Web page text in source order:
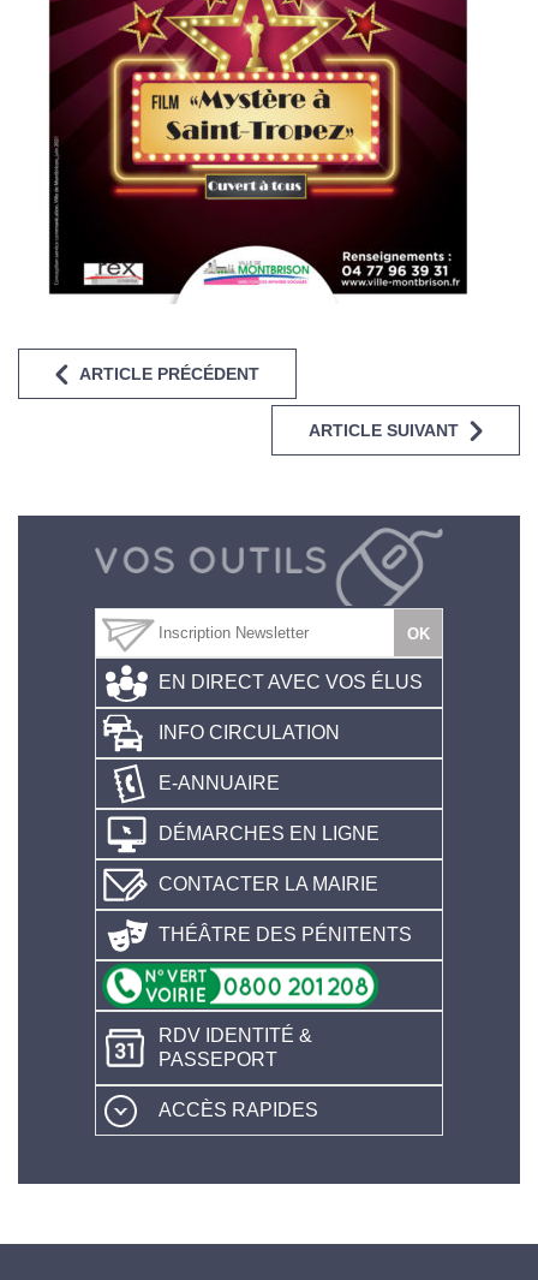
ARTICLE PRÉCÉDENT
ARTICLE SUIVANT
EN DIRECT AVEC VOS ÉLUS
INFO CIRCULATION
E-ANNUAIRE
DÉMARCHES EN LIGNE
CONTACTER LA MAIRIE
THÉÂTRE DES PÉNITENTS
RDV IDENTITÉ &
PASSEPORT
ACCÈS RAPIDES